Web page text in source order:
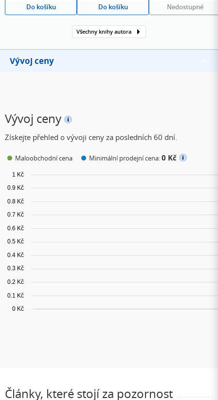
Do košíku Do košíku Nedostupné
Všechny knihy autora
Vývoj ceny
Vývoj ceny
Získejte přehled o vývoji ceny za posledních 60 dní.
Maloobchodní cena Minimální prodejní cena:0 Kč
Články, které stojí za pozornost